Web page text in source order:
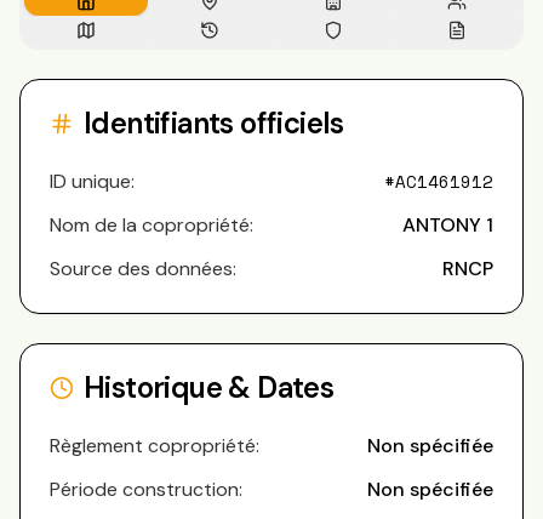
Identifiants officiels
ID unique: #AC1461912
Nom de la copropriété:
ANTONY 1
Source des données:
RNCP
Historique & Dates
Règlement copropriété:
Non spécifiée
Période construction:
Non spécifiée